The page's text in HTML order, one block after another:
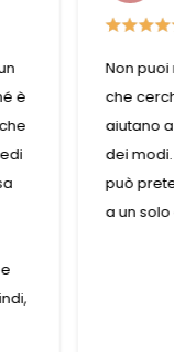
è
Non
che
aiutano
dei
può
a un